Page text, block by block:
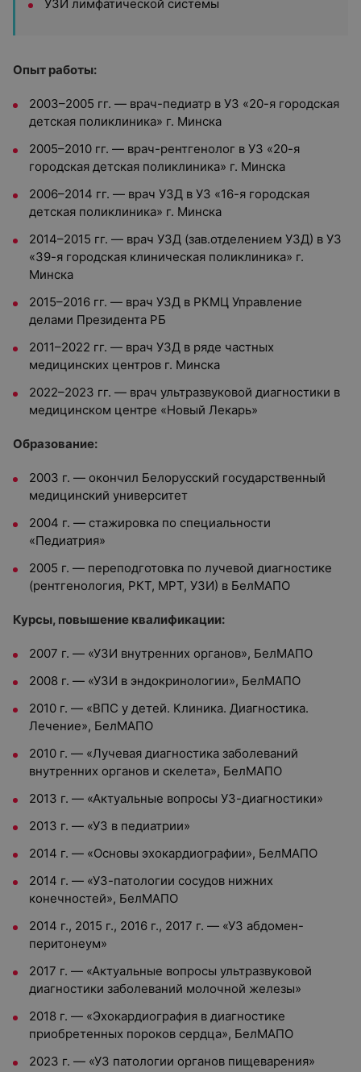
УЗИ лимфатической системы
Опыт работы:
2003–2005 гг. — врач-педиатр в УЗ «20-я городская
детская поликлиника» г. Минска
2005–2010 гг. — врач-рентгенолог в УЗ «20-я
городская детская поликлиника» г. Минска
2006–2014 гг. — врач УЗД в УЗ «16-я городская
детская поликлиника» г. Минска
2014–2015 гг. — врач УЗД (зав.отделением УЗД) в УЗ
«39-я городская клиническая поликлиника» г.
Минска
2015–2016 гг. — врач УЗД в РКМЦ Управление
делами Президента РБ
2011–2022 гг. — врач УЗД в ряде частных
медицинских центров г. Минска
2022–2023 гг. — врач ультразвуковой диагностики в
медицинском центре «Новый Лекарь»
Образование:
2003 г. — окончил Белорусский государственный
медицинский университет
2004 г. — стажировка по специальности
«Педиатрия»
2005 г. — переподготовка по лучевой диагностике
(рентгенология, РКТ, МРТ, УЗИ) в БелМАПО
Курсы, повышение квалификации:
2007 г. — «УЗИ внутренних органов», БелМАПО
2008 г. — «УЗИ в эндокринологии», БелМАПО
2010 г. — «ВПС у детей. Клиника. Диагностика.
Лечение», БелМАПО
2010 г. — «Лучевая диагностика заболеваний
внутренних органов и скелета», БелМАПО
2013 г. — «Актуальные вопросы УЗ-диагностики»
2013 г. — «УЗ в педиатрии»
2014 г. — «Основы эхокардиографии», БелМАПО
2014 г. — «УЗ-патологии сосудов нижних
конечностей», БелМАПО
2014 г., 2015 г., 2016 г., 2017 г. — «УЗ абдомен-
перитонеум»
2017 г. — «Актуальные вопросы ультразвуковой
диагностики заболеваний молочной железы»
2018 г. — «Эхокардиография в диагностике
приобретенных пороков сердца», БелМАПО
2023 г. — «УЗ патологии органов пищеварения»